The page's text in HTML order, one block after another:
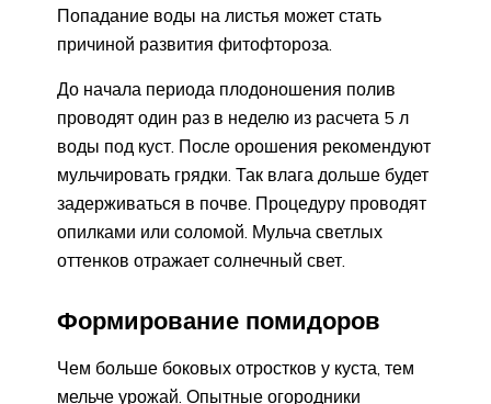
Попадание воды на листья может стать
причиной развития фитофтороза.
До начала периода плодоношения полив
проводят один раз в неделю из расчета 5 л
воды под куст. После орошения рекомендуют
мульчировать грядки. Так влага дольше будет
задерживаться в почве. Процедуру проводят
опилками или соломой. Мульча светлых
оттенков отражает солнечный свет.
Формирование помидоров
Чем больше боковых отростков у куста, тем
мельче урожай. Опытные огородники